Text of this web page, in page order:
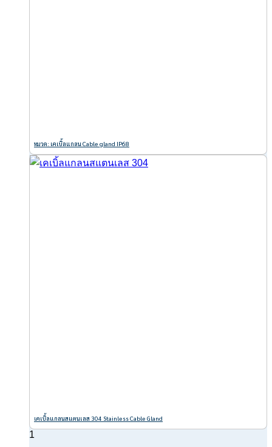
หมวด: เคเบิ้ลแกลน Cable gland IP68
เคเบิ้ลแกลนสแตนเลส 304 Stainless Cable Gland